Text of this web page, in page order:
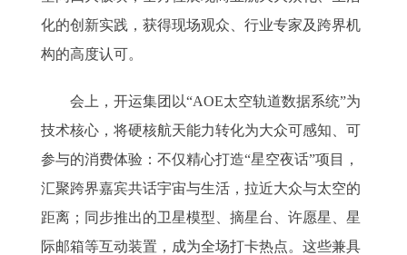
化的创新实践，获得现场观众、行业专家及跨界机
构的高度认可。
会上，开运集团以“AOE太空轨道数据系统”为
技术核心，将硬核航天能力转化为大众可感知、可
参与的消费体验：不仅精心打造“星空夜话”项目，
汇聚跨界嘉宾共话宇宙与生活，拉近大众与太空的
距离；同步推出的卫星模型、摘星台、许愿星、星
际邮箱等互动装置，成为全场打卡热点。这些兼具